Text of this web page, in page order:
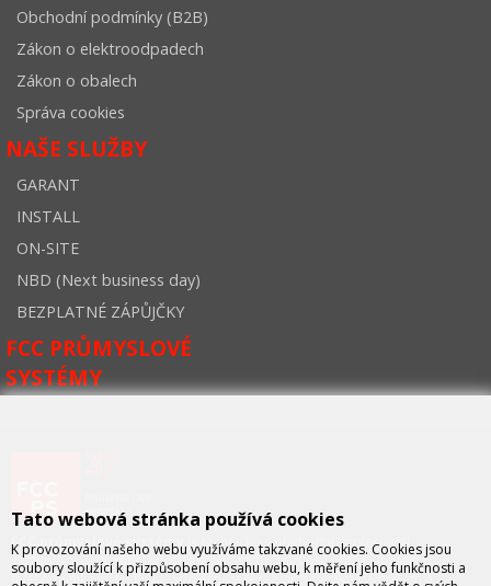
Obchodní podmínky (B2B)
Zákon o elektroodpadech
Zákon o obalech
Správa cookies
NAŠE SLUŽBY
GARANT
INSTALL
ON-SITE
NBD (Next business day)
BEZPLATNÉ ZÁPŮJČKY
FCC PRŮMYSLOVÉ
SYSTÉMY
FCC průmyslové systémyje technicko – obchodní společností,
zastupující významné výrobce v oblasti průmyslové automatizace a
telekomunikační techniky. Společnost je též významným vývojářem a
Tato webová stránka používá cookies
K provozování našeho webu využíváme takzvané cookies. Cookies jsou
soubory sloužící k přizpůsobení obsahu webu, k měření jeho funkčnosti a